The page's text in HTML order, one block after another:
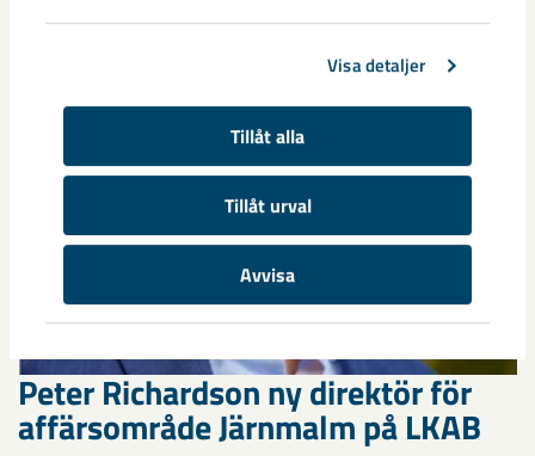
Visa detaljer
Tillåt alla
Tillåt urval
Avvisa
Peter Richardson ny direktör för
affärsområde Järnmalm på LKAB